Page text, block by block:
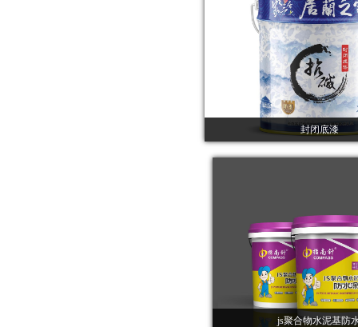
封闭底漆
js聚合物水泥基防